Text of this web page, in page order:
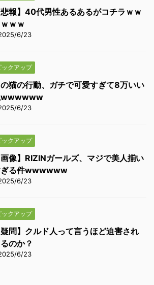
悲報】40代男性あるあるがコチラｗｗ
ｗｗ
6/23
ックアップ
猫の行動、ガチで可愛すぎて8万いい
wwwwww
6/23
ックアップ
画像】RIZINガールズ、マジで美人揃い
る件wwwwww
6/23
ックアップ
疑問】クルド人って言うほど迫害され
のか？
6/23